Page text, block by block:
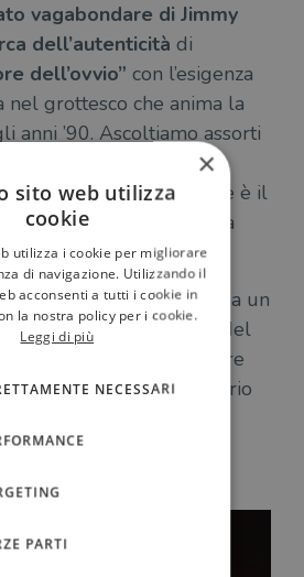
vagabondare di Jimmy
dell’autenticità di
dell’ovvio” con l’esigenza
grottesco che anima la
anni ’90. Ascoltiamo assorti
crudo e deumanizzante è il
la città quando cala la
“sul campo” corredato da un
al termine del
persona dallo scrittore
appuntiin equilibrio
ANCHE
×
sito web utilizza
cookie
utilizza i cookie per migliorare
di navigazione. Utilizzando il
acconsenti a tutti i cookie in
la nostra policy per i cookie.
Leggi di più
NECESSARI
PARTI